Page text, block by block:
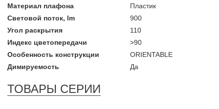
Материал плафона
Пластик
Световой поток, lm
900
Угол раскрытия
110
Индекс цветопередачи
>90
Особенность конструкции
ORIENTABLE
Димируемость
Да
ТОВАРЫ СЕРИИ